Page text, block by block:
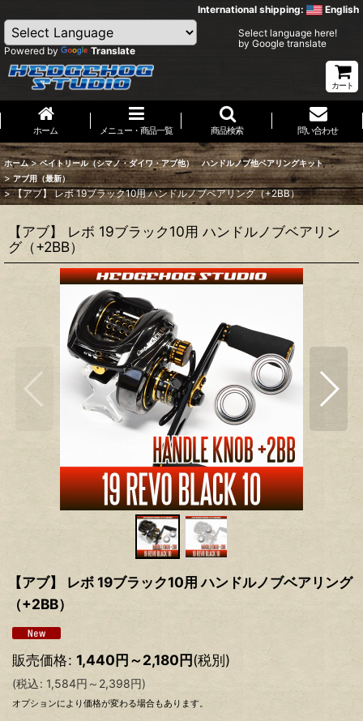
International shipping: English
Powered by Translate
Select language here!
by Google translate
カート
ホーム メニュー・商品一覧 商品検索 問い合わせ
ホーム > ベイトリール（シマノ・ダイワ・アブ他） ハンドルノブ他ベアリングキット
> アブ用（最新）
> 【アブ】 レボ 19ブラック10用 ハンドルノブベアリング（+2BB）
【アブ】 レボ 19ブラック10用 ハンドルノブベアリン
グ（+2BB）
【アブ】 レボ 19ブラック10用 ハンドルノブベアリング
（+2BB）
販売価格: 1,440円～2,180円(税別)
(税込: 1,584円 ～2,398円)
オプションにより価格が変わる場合もあります。